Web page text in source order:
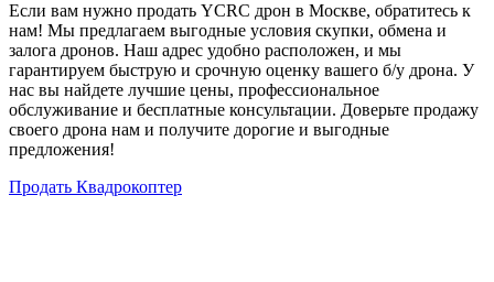
Если вам нужно продать YCRC дрон в Москве, обратитесь к
нам! Мы предлагаем выгодные условия скупки, обмена и
залога дронов. Наш адрес удобно расположен, и мы
гарантируем быструю и срочную оценку вашего б/у дрона. У
нас вы найдете лучшие цены, профессиональное
обслуживание и бесплатные консультации. Доверьте продажу
своего дрона нам и получите дорогие и выгодные
предложения!
Продать Квадрокоптер